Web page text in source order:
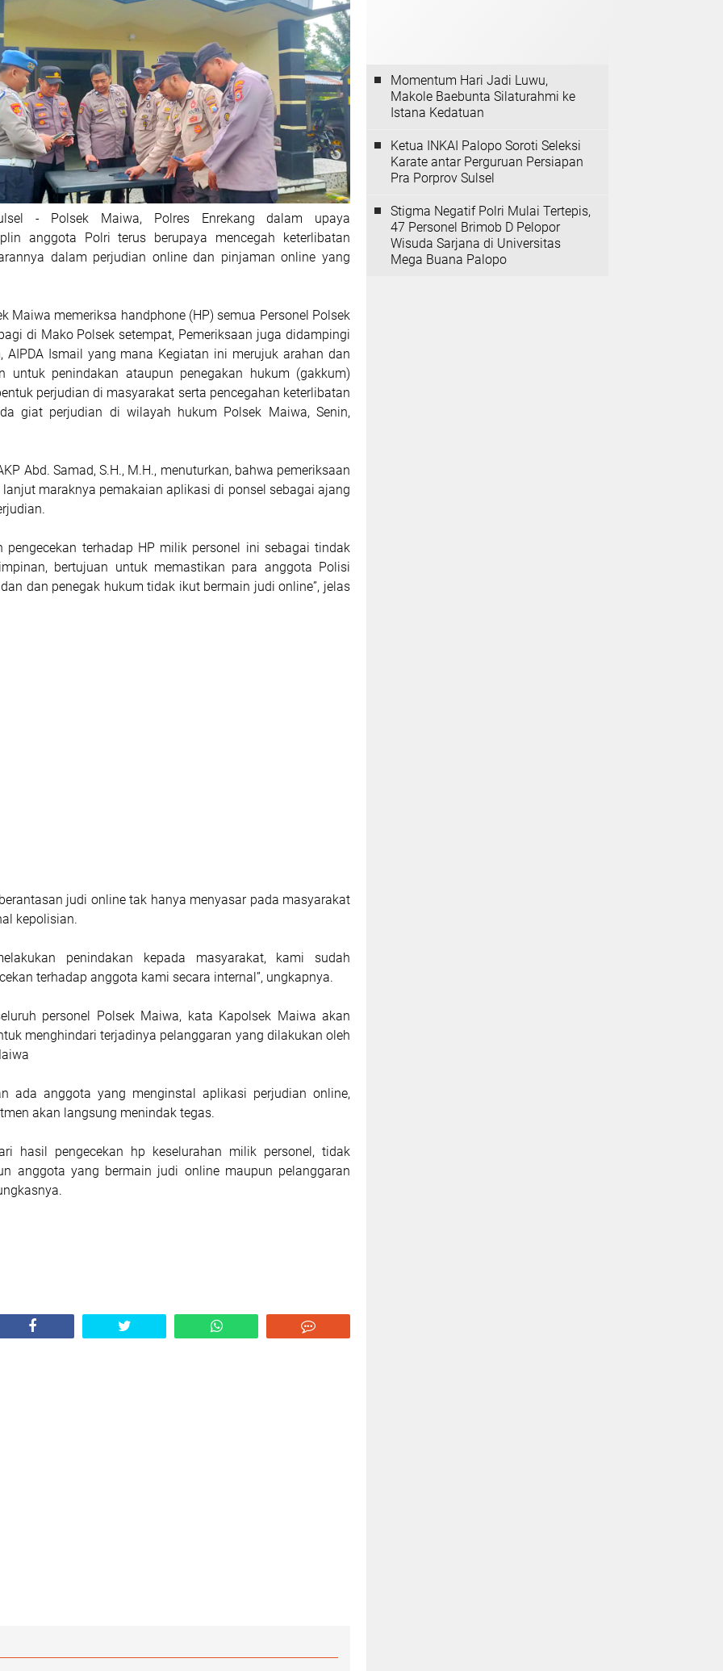
- Polsek Maiwa, Polres Enrekang dalam upaya
anggota Polri terus berupaya mencegah keterlibatan
dalam perjudian online dan pinjaman online yang
Maiwa memeriksa handphone (HP) semua Personel Polsek
di Mako Polsek setempat, Pemeriksaan juga didampingi
AIPDA Ismail yang mana Kegiatan ini merujuk arahan dan
untuk penindakan ataupun penegakan hukum (gakkum)
perjudian di masyarakat serta pencegahan keterlibatan
giat perjudian di wilayah hukum Polsek Maiwa, Senin,
Abd. Samad, S.H., M.H., menuturkan, bahwa pemeriksaan
maraknya pemakaian aplikasi di ponsel sebagai ajang
pengecekan terhadap HP milik personel ini sebagai tindak
bertujuan untuk memastikan para anggota Polisi
dan penegak hukum tidak ikut bermain judi online”, jelas
judi online tak hanya menyasar pada masyarakat
kepolisian.
penindakan kepada masyarakat, kami sudah
terhadap anggota kami secara internal”, ungkapnya.
personel Polsek Maiwa, kata Kapolsek Maiwa akan
menghindari terjadinya pelanggaran yang dilakukan oleh
ada anggota yang menginstal aplikasi perjudian online,
akan langsung menindak tegas.
hasil pengecekan hp keselurahan milik personel, tidak
anggota yang bermain judi online maupun pelanggaran
Momentum Hari Jadi Luwu,
Makole Baebunta Silaturahmi ke
Istana Kedatuan
Ketua INKAI Palopo Soroti Seleksi
Karate antar Perguruan Persiapan
Pra Porprov Sulsel
Stigma Negatif Polri Mulai Tertepis,
47 Personel Brimob D Pelopor
Wisuda Sarjana di Universitas
Mega Buana Palopo